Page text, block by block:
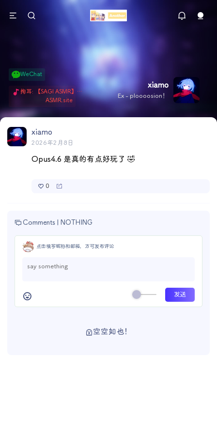
xiamo
Ex - ploooosion！
WeChat
掏耳: 【SAGI ASMR】今天就由阿米娅给博士掏耳吧「耳勺x鹅毛棒x吹气」 Hi-Res无损助眠 + 单刷: ASMR 精选4.0｜ 陪伴天花板 ✦扶扶の温柔哄睡 ✦ 顶级道具和语气词的交融 ✦ 扶桑大红花、
ASMR.site
xiamo
2026年2月8日
Opus4.6 是真的有点好玩了 🤣
0
Comments | NOTHING
点击填写昵称和邮箱，方可发布评论
空空如也！